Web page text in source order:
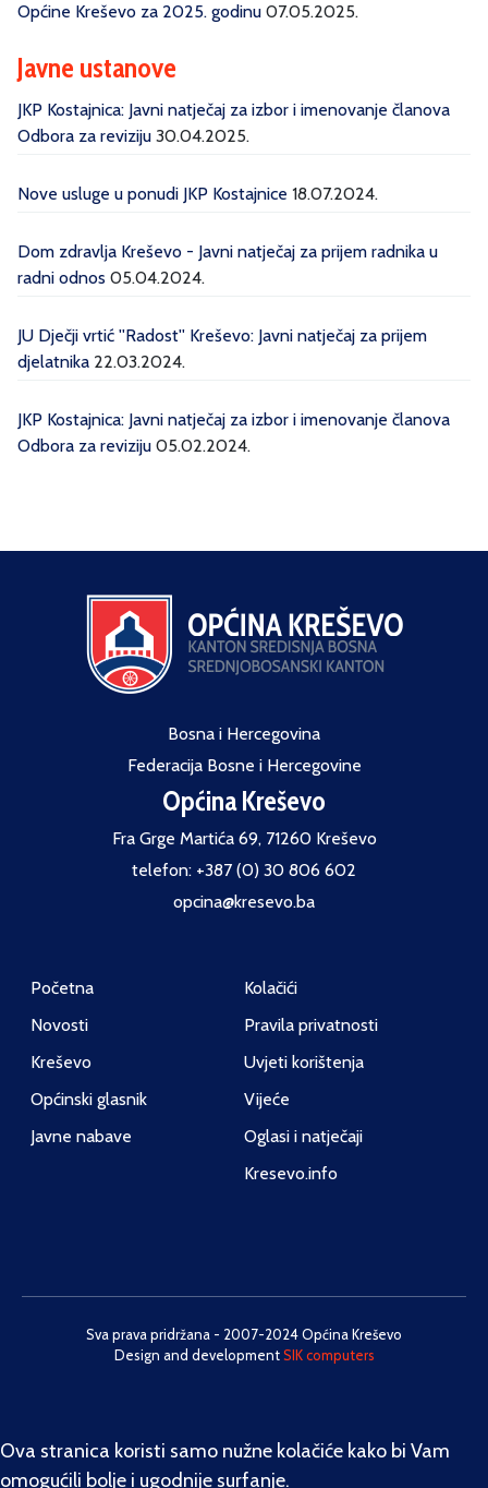
Općine Kreševo za 2025. godinu 07.05.2025.
Javne ustanove
JKP Kostajnica: Javni natječaj za izbor i imenovanje članova
Odbora za reviziju 30.04.2025.
Nove usluge u ponudi JKP Kostajnice 18.07.2024.
Dom zdravlja Kreševo - Javni natječaj za prijem radnika u
radni odnos 05.04.2024.
JU Dječji vrtić ''Radost'' Kreševo: Javni natječaj za prijem
djelatnika 22.03.2024.
JKP Kostajnica: Javni natječaj za izbor i imenovanje članova
Odbora za reviziju 05.02.2024.
Bosna i Hercegovina
Federacija Bosne i Hercegovine
Općina Kreševo
Fra Grge Martića 69, 71260 Kreševo
telefon: +387 (0) 30 806 602
opcina@kresevo.ba
Početna
Novosti
Kreševo
Općinski glasnik
Javne nabave
Kolačići
Pravila privatnosti
Uvjeti korištenja
Vijeće
Oglasi i natječaji
Kresevo.info
Sva prava pridržana - 2007-2024 Općina Kreševo
Design and developmentSIK computers
Ova stranica koristi samo nužne kolačiće kako bi Vam
omogućili bolje i ugodnije surfanje.